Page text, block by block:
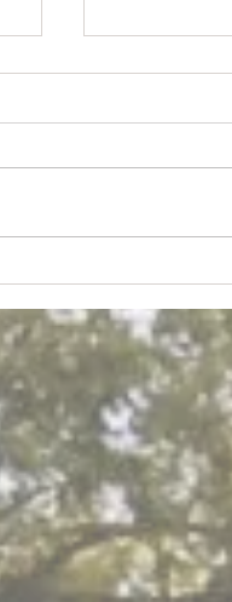
令和6年
本年も例年
い。